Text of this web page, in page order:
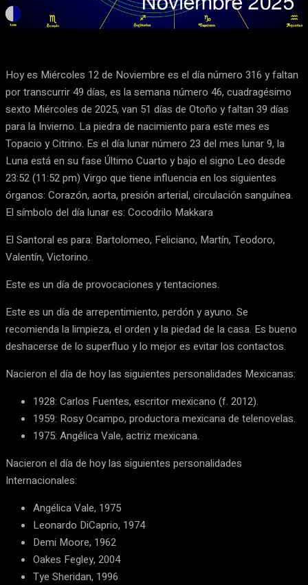
Facebook Pinterest WhatsApp
Hoy es Miércoles 12 de Noviembre es el día número 316 y faltan
por transcurrir 49 días, es la semana número 46, cuadragésimo
sexto Miércoles de 2025, van 51 días de Otoño y faltan 39 días
para la Invierno. La piedra de nacimiento para este mes es
Topacio y Citrino. Es el día lunar número 23 del mes lunar 9, la
Luna está en su fase Último Cuarto y bajo el signo Leo desde
23:52 (11:52 pm) Virgo que tiene influencia en los siguientes
órganos: Corazón, aorta, presión arterial, circulación sanguínea.
El símbolo del día lunar es: Cocodrilo Makkara
El Santoral es para: Bartolomeo, Feliciano, Martín, Teodoro,
Valentín, Victorino.
Este es un día de provocaciones y tentaciones.
Este es un día de arrepentimiento, perdón y ayuno. Se
recomienda la limpieza, el orden y la piedad de la casa. Es bueno
deshacerse de lo superfluo y lo mejor es evitar los contactos.
Nacieron el día de hoy las siguientes personalidades Mexicanas:
1928: Carlos Fuentes, escritor mexicano (f. 2012).
1959: Rosy Ocampo, productora mexicana de telenovelas.
1975: Angélica Vale, actriz mexicana.
Nacieron el día de hoy las siguientes personalidades
Internacionales:
Angélica Vale, 1975
Leonardo DiCaprio, 1974
Demi Moore, 1962
Oakes Fegley, 2004
Tye Sheridan, 1996